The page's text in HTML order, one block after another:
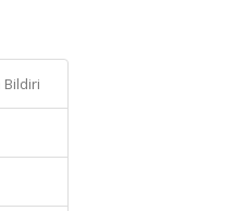
Bildiri